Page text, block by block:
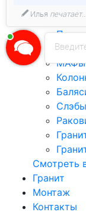
МАФы
Слэбы
Смотреть
Гранит
Монтаж
Контакты
Илья печатает...